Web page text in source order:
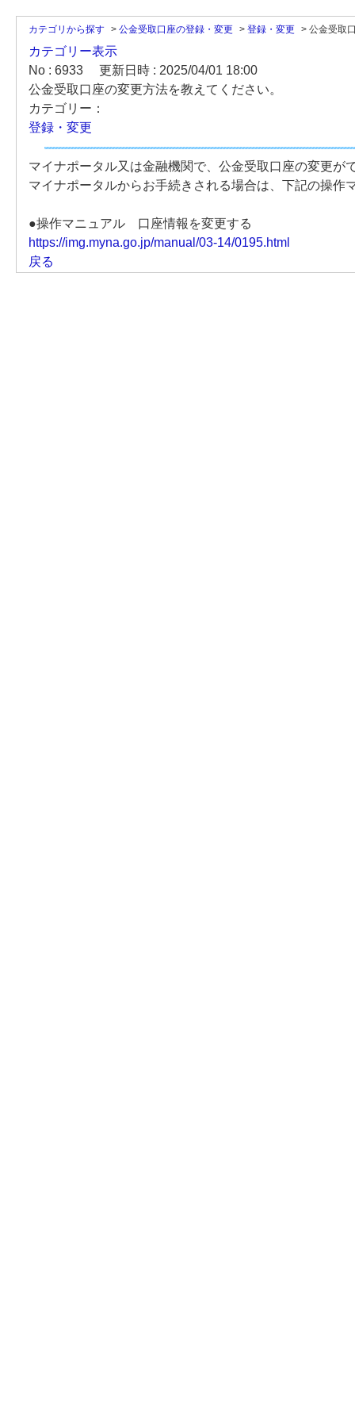
カテゴリから探す > 公金受取口座の登録・変更 > 登録・変更 > 公金受取
カテゴリー表示
No : 6933
更新日時 : 2025/04/01 18:00
公金受取口座の変更方法を教えてください。
カテゴリー：
登録・変更
マイナポータル又は金融機関で、公金受取口座の変更が
マイナポータルからお手続きされる場合は、下記の操作
●操作マニュアル 口座情報を変更する
https://img.myna.go.jp/manual/03-14/0195.html
戻る